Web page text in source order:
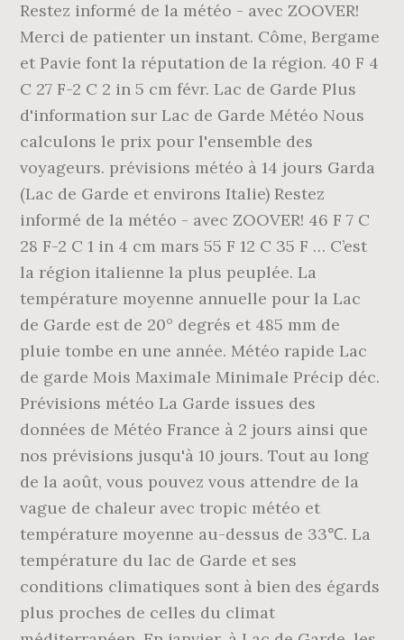
Restez informé de la météo - avec ZOOVER!
Merci de patienter un instant. Côme, Bergame
et Pavie font la réputation de la région. 40 F 4
C 27 F-2 C 2 in 5 cm févr. Lac de Garde Plus
d'information sur Lac de Garde Météo Nous
calculons le prix pour l'ensemble des
voyageurs. prévisions météo à 14 jours Garda
(Lac de Garde et environs Italie) Restez
informé de la météo - avec ZOOVER! 46 F 7 C
28 F-2 C 1 in 4 cm mars 55 F 12 C 35 F … C’est
la région italienne la plus peuplée. La
température moyenne annuelle pour la Lac
de Garde est de 20° degrés et 485 mm de
pluie tombe en une année. Météo rapide Lac
de garde Mois Maximale Minimale Précip déc.
Prévisions météo La Garde issues des
données de Météo France à 2 jours ainsi que
nos prévisions jusqu'à 10 jours. Tout au long
de la août, vous pouvez vous attendre de la
vague de chaleur avec tropic météo et
température moyenne au-dessus de 33℃. La
température du lac de Garde et ses
conditions climatiques sont à bien des égards
plus proches de celles du climat